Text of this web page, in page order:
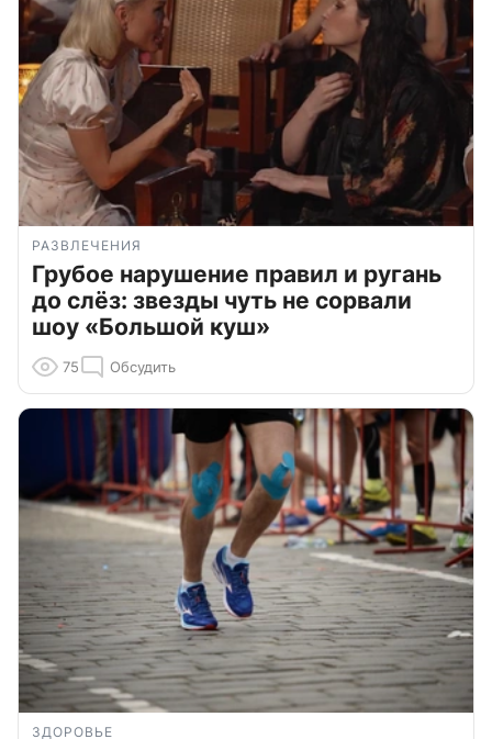
РАЗВЛЕЧЕНИЯ
Грубое нарушение правил и ругань
до слёз: звезды чуть не сорвали
шоу «Большой куш»
75 Обсудить
ЗДОРОВЬЕ